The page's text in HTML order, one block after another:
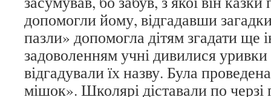
допомогли йому, відгадавши
пазли» допомогла дітям згадати ще
задоволенням учні дивилися уривки
відгадували їх назву. Була
мішок». Школярі діставали по черзі